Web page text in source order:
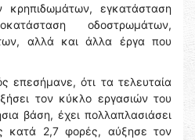
κρηπιδωμάτων, εγκατάσταση
οδοστρωμάτων,
αλλά και άλλα έργα που
επεσήμανε, ότι τα τελευταία
τον κύκλο εργασιών του
βάση, έχει πολλαπλασιάσει
κατά 2,7 φορές, αύξησε τον